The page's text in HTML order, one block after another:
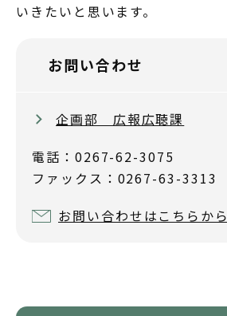
いきたいと思います。
お問い合わせ
企画部 広報広聴課
電話：0267-62-3075
ファックス：0267-63-3313
お問い合わせはこちらから